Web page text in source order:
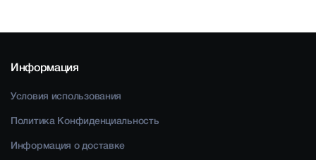
Информация
Условия использования
Политика Конфиденциальность
Информация о доставке